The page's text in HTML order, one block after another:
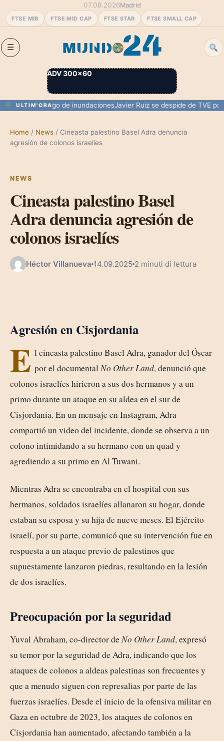
FTSE MIB FTSE MID CAP FTSE STAR FTSE SMALL CAP
07.08.2026Madrid
ADV 300×60
ULTIM'ORA
y riesgo de inundacionesJavier Ruiz se despide de TVE para
Home / News / Cineasta palestino Basel Adra denuncia
agresión de colonos israelíes
NEWS
Cineasta palestino Basel
Adra denuncia agresión de
colonos israelíes
Héctor Villanueva 14.09.2025 2 minuti di lettura
Agresión en Cisjordania
E l cineasta palestino Basel Adra, ganador del Óscar
por el documental No Other Land, denunció que
colonos israelíes hirieron a sus dos hermanos y a un
primo durante un ataque en su aldea en el sur de
Cisjordania. En un mensaje en Instagram, Adra
compartió un video del incidente, donde se observa a un
colono intimidando a su hermano con un quad y
agrediendo a su primo en Al Tuwani.
Mientras Adra se encontraba en el hospital con sus
hermanos, soldados israelíes allanaron su hogar, donde
estaban su esposa y su hija de nueve meses. El Ejército
israelí, por su parte, comunicó que su intervención fue en
respuesta a un ataque previo de palestinos que
supuestamente lanzaron piedras, resultando en la lesión
de dos israelíes.
Preocupación por la seguridad
Yuval Abraham, co-director deNo Other Land, expresó
su temor por la seguridad de Adra, indicando que los
ataques de colonos a aldeas palestinas son frecuentes y
que a menudo siguen con represalias por parte de las
fuerzas israelíes. Desde el inicio de la ofensiva militar en
Gaza en octubre de 2023, los ataques de colonos en
Cisjordania han aumentado, afectando también a la